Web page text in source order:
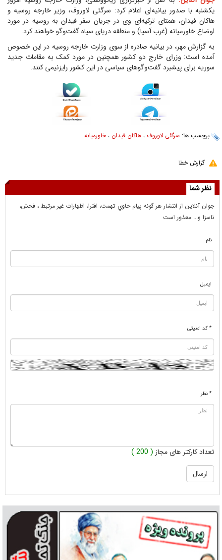
یکشنبه با صدور بیانیه‌ای اعلام کرد: سرگئی لاوروف، وزیر خارجه روسیه و
هاکان فیدان، همتای ترکیه‌ای وی در جریان سفر فیدان به روسیه در مورد
اوضاع خاورمیانه (غرب آسیا) و منطقه دریای سیاه گفت‌و‌گو خواهند کرد.
به گزارش مهر، در بیانیه صادره از سوی وزارت خارجه روسیه در این خصوص
آمده است: وزرای خارج دو کشور همچنین در مورد کمک به مقامات جدید
سوریه برای پیشبرد گفت‌و‌گو‌های سیاسی در این کشور رایزنیمی کنند.
برچسب ها: سرگئی لاوروف ، هاکان فیدان ،خاورمیانه
گزارش خطا
نظر شما
جوان آنلاين از انتشار هر گونه پيام حاوي تهمت، افترا، اظهارات غير مرتبط ، فحش،
ناسزا و... معذور است
نام
ایمیل
* کد امنیتی
* نظر
تعداد کارکتر های مجاز ( 200 )